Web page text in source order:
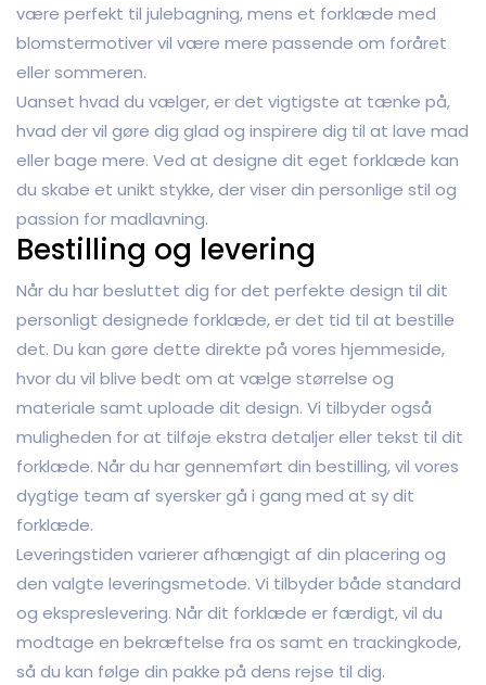
være perfekt til julebagning, mens et forklæde med
blomstermotiver vil være mere passende om foråret
eller sommeren.
Uanset hvad du vælger, er det vigtigste at tænke på,
hvad der vil gøre dig glad og inspirere dig til at lave mad
eller bage mere. Ved at designe dit eget forklæde kan
du skabe et unikt stykke, der viser din personlige stil og
passion for madlavning.
Bestilling og levering
Når du har besluttet dig for det perfekte design til dit
personligt designede forklæde, er det tid til at bestille
det. Du kan gøre dette direkte på vores hjemmeside,
hvor du vil blive bedt om at vælge størrelse og
materiale samt uploade dit design. Vi tilbyder også
muligheden for at tilføje ekstra detaljer eller tekst til dit
forklæde. Når du har gennemført din bestilling, vil vores
dygtige team af syersker gå i gang med at sy dit
forklæde.
Leveringstiden varierer afhængigt af din placering og
den valgte leveringsmetode. Vi tilbyder både standard
og ekspreslevering. Når dit forklæde er færdigt, vil du
modtage en bekræftelse fra os samt en trackingkode,
så du kan følge din pakke på dens rejse til dig.